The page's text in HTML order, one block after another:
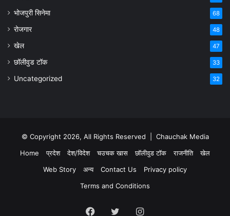
भोजपुरी सिनेमा 68
रोजगार 48
खेल 47
छॉलीवुड टॉक 33
Uncategorized 32
© Copyright 2026, All Rights Reserved | Chauchak Media
Home
प्रदेश देश/विदेश चउचक खास छॉलीवुड टॉक राजनीति
खेल
Web Story
अन्य Contact Us
Privacy policy
Terms and Conditions
Facebook
TwitterInstagram